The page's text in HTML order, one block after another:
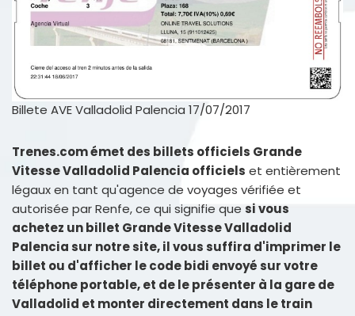
Billete AVE Valladolid Palencia 17/07/2017
Trenes.com émet des billets officiels Grande
Vitesse Valladolid Palencia officiels et entièrement
légaux en tant qu'agence de voyages vérifiée et
autorisée par Renfe, ce qui signifie quesi vous
achetez un billet Grande Vitesse Valladolid
Palencia sur notre site, il vous suffira d'imprimer le
billet ou d'afficher le code bidi envoyé sur votre
téléphone portable, et de le présenter à la gare de
Valladolid et monter directement dans le train